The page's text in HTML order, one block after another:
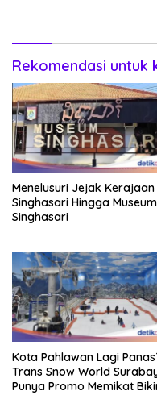
Rekomendasi untuk
Menelusuri Jejak Kerajaan
Singhasari Hingga Museum
Singhasari
Kota Pahlawan Lagi
Trans Snow World
Punya Promo Memikat